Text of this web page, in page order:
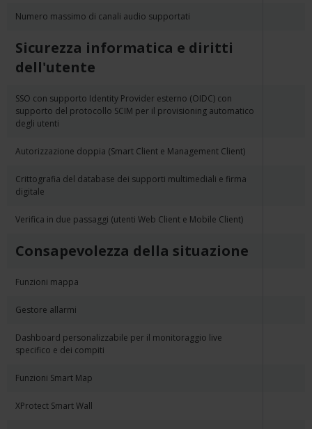
Numero massimo di canali audio supportati
Sicurezza informatica e diritti
dell'utente
SSO con supporto Identity Provider esterno (OIDC) con
supporto del protocollo SCIM per il provisioning automatico
degli utenti
Autorizzazione doppia (Smart Client e Management Client)
Crittografia del database dei supporti multimediali e firma
digitale
Verifica in due passaggi (utenti Web Client e Mobile Client)
Consapevolezza della situazione
Funzioni mappa
Gestore allarmi
Dashboard personalizzabile per il monitoraggio live
specifico e dei compiti
Funzioni Smart Map
XProtect Smart Wall